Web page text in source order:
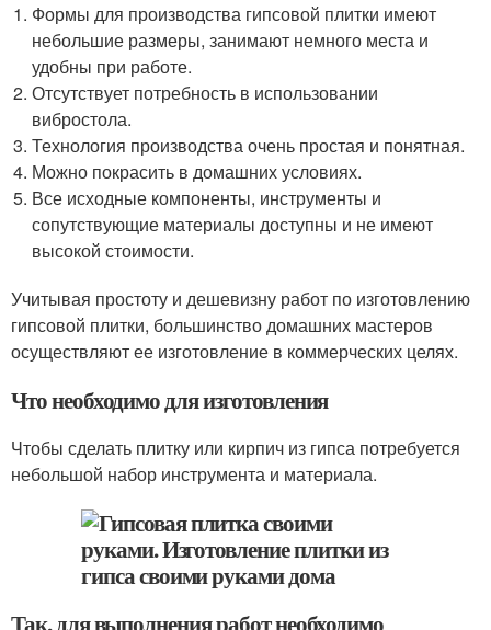
Формы для производства гипсовой плитки имеют
небольшие размеры, занимают немного места и
удобны при работе.
Отсутствует потребность в использовании
вибростола.
Технология производства очень простая и понятная.
Можно покрасить в домашних условиях.
Все исходные компоненты, инструменты и
сопутствующие материалы доступны и не имеют
высокой стоимости.
Учитывая простоту и дешевизну работ по изготовлению
гипсовой плитки, большинство домашних мастеров
осуществляют ее изготовление в коммерческих целях.
Что необходимо для изготовления
Чтобы сделать плитку или кирпич из гипса потребуется
небольшой набор инструмента и материала.
Так, для выполнения работ необходимо